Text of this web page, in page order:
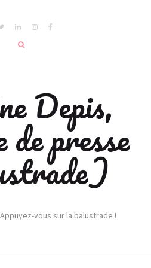
Depis,
de presse
vous sur la balustrade !